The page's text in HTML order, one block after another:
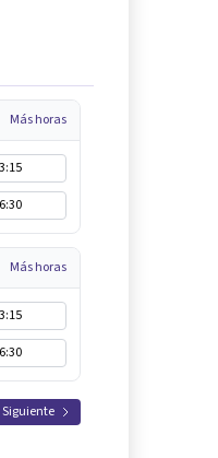
Más horas
Más horas
Siguiente